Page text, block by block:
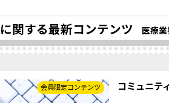
関する最新コンテンツ 医療業
会員限定コンテンツ コミュニテ